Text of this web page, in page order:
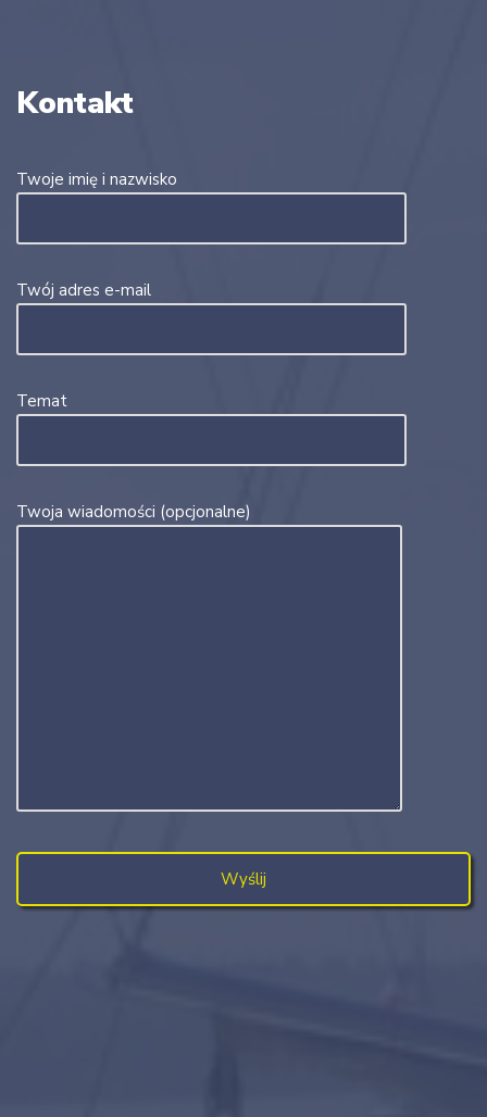
Kontakt
Twoje imię i nazwisko
Twój adres e-mail
Temat
Twoja wiadomości (opcjonalne)